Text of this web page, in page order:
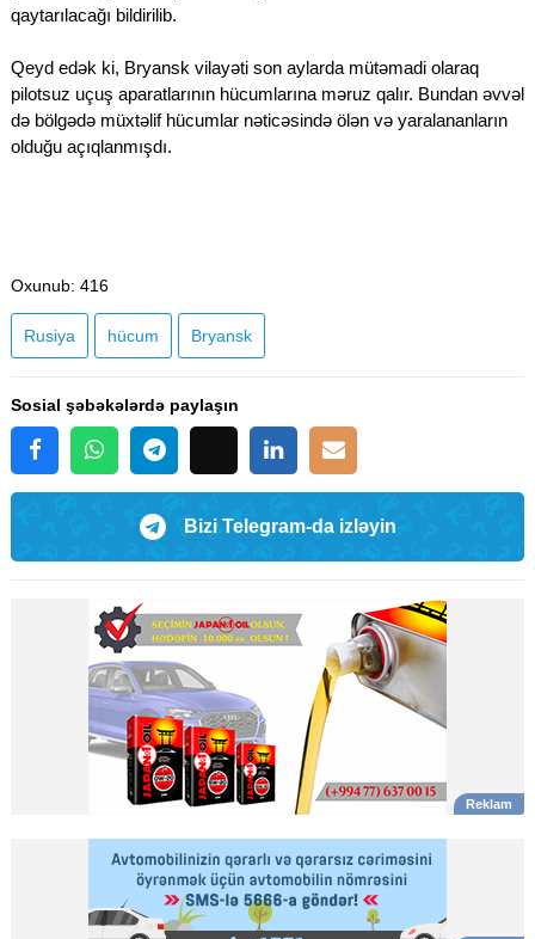
qaytarılacağı bildirilib.
Qeyd edək ki, Bryansk vilayəti son aylarda mütəmadi olaraq
pilotsuz uçuş aparatlarının hücumlarına məruz qalır. Bundan əvvəl
də bölgədə müxtəlif hücumlar nəticəsində ölən və yaralananların
olduğu açıqlanmışdı.
Oxunub: 416
Rusiya hücum Bryansk
Sosial şəbəkələrdə paylaşın
Bizi Telegram-da izləyin